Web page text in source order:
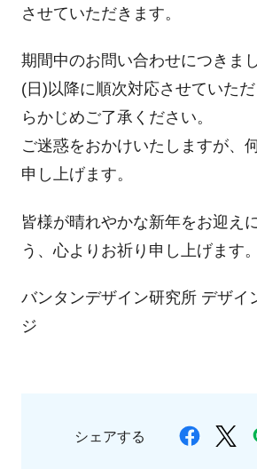
させていただきます。
期間中のお問い合わせにつきま
(日)以降に順次対応させていた
らかじめご了承ください。
ご迷惑をおかけいたしますが、
申し上げます。
皆様が晴れやかな新年をお迎え
う、心よりお祈り申し上げます。
バンタンデザイン研究所 デザイ
ジ
シェアする